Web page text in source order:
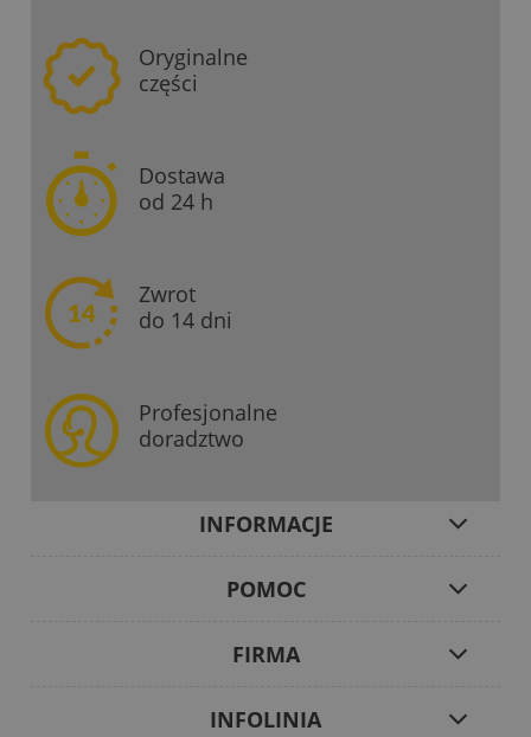
Oryginalne
części
Dostawa
od 24 h
Zwrot
do 14 dni
Profesjonalne
doradztwo
INFORMACJE
POMOC
FIRMA
INFOLINIA